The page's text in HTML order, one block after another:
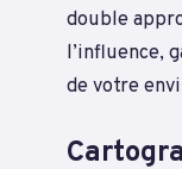
double
l’influence,
de votre